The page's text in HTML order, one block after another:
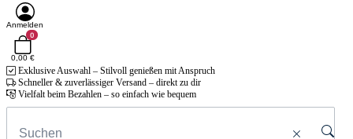
Anmelden
0
0,00 €
Exklusive Auswahl – Stilvoll genießen mit Anspruch
Schneller & zuverlässiger Versand – direkt zu dir
Vielfalt beim Bezahlen – so einfach wie bequem